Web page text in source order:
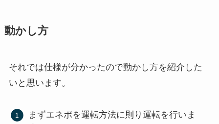
動かし方
それでは仕様が分かったので動かし方を紹介した
いと思います。
まずエネポを運転方法に則り運転を行いま